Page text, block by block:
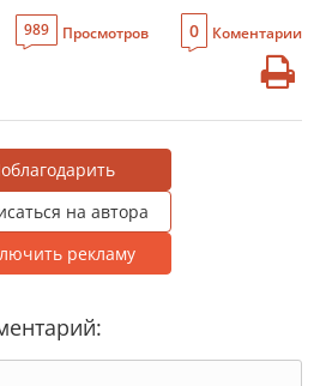
989 Просмотров 0 Коментарии
на автора
рекламу